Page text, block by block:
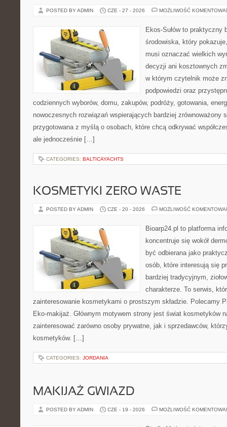
POSTED BY ADMIN CZE - 27 - 2026 MOŻLIWOŚĆ
Ekos-Sułów to praktyczny
środowiska, który
musi oznaczać wielkich
decyzji ani kosztownych
w którym czytelnik może
podpowiedzi oraz
codziennych wyborów, domu, zakupów, podróży, gotowania,
nowoczesnych rozwiązań wspierających bardziej zrównoważony
przygotowana z myślą o osobach, które chcą odkrywać
ale jednocześnie […]
CATEGORIES: BALTICAYACHTS
KOSMETYKI ZERO WASTE
POSTED BY ADMIN CZE - 20 - 2026 MOŻLIWOŚĆ
Bioarp24.pl to platforma
koncentruje się wokół
być odbierana jako
osób, które interesują się
bardziej tradycyjnym,
charakterze. To serwis,
zainteresowanie kosmetykami o prostszym składzie. Polecamy
Eko-makijaż. Głównym motywem strony jest świat kosmetyków
zainteresować zarówno osoby prywatne, jak i sprzedawców,
kosmetyków. […]
CATEGORIES: JORDANIA
MAKIJAŻ GWIAZD
POSTED BY ADMIN CZE - 19 - 2026 MOŻLIWOŚĆ